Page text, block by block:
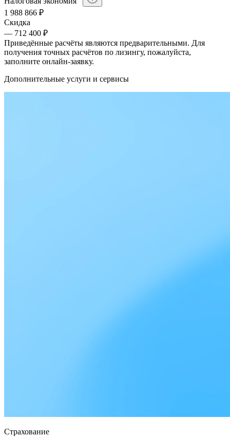
1 988 866 ₽
Скидка
— 712 400 ₽
Приведённые расчёты являются предварительными. Для
получения точных расчётов по лизингу, пожалуйста,
заполните онлайн-заявку.
Дополнительные услуги и сервисы
Страхование